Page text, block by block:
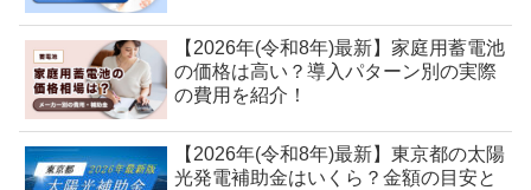
【2026年(令和8年)最新】家庭用蓄電池
の価格は高い？導入パターン別の実際
の費用を紹介！
【2026年(令和8年)最新】東京都の太陽
光発電補助金はいくら？金額の目安と